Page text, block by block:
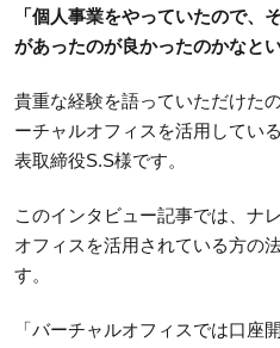
「個人事業をやっていたので、
があったのが良かったのかなと
貴重な経験を語っていただけた
ーチャルオフィスを活用してい
表取締役S.S様です。
このインタビュー記事では、ナ
オフィスを活用されている方の
す。
「バーチャルオフィスでは口座